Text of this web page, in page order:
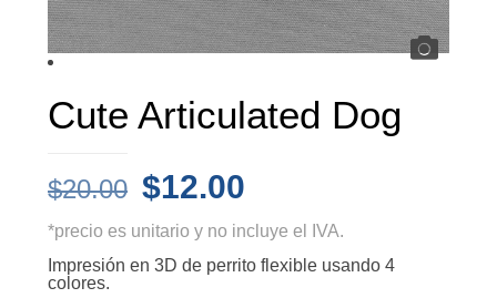
Cute Articulated Dog
$20.00 El
precio
original
$12.00
precio
actual
*precio es unitario y no incluye el IVA.
Impresión en 3D de perrito flexible usando 4
colores.